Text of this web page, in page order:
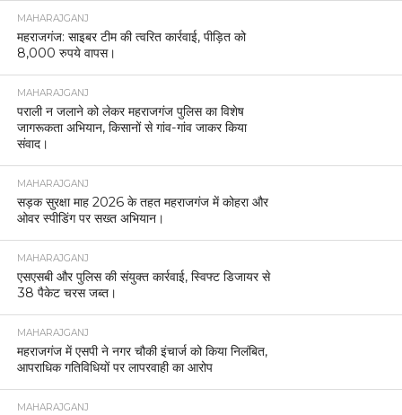
MAHARAJGANJ
महराजगंज: साइबर टीम की त्वरित कार्रवाई, पीड़ित को
8,000 रुपये वापस।
MAHARAJGANJ
पराली न जलाने को लेकर महराजगंज पुलिस का विशेष
जागरूकता अभियान, किसानों से गांव-गांव जाकर किया
संवाद।
MAHARAJGANJ
सड़क सुरक्षा माह 2026 के तहत महराजगंज में कोहरा और
ओवर स्पीडिंग पर सख्त अभियान।
MAHARAJGANJ
एसएसबी और पुलिस की संयुक्त कार्रवाई, स्विफ्ट डिजायर से
38 पैकेट चरस जब्त।
MAHARAJGANJ
महराजगंज में एसपी ने नगर चौकी इंचार्ज को किया निलंबित,
आपराधिक गतिविधियों पर लापरवाही का आरोप
MAHARAJGANJ